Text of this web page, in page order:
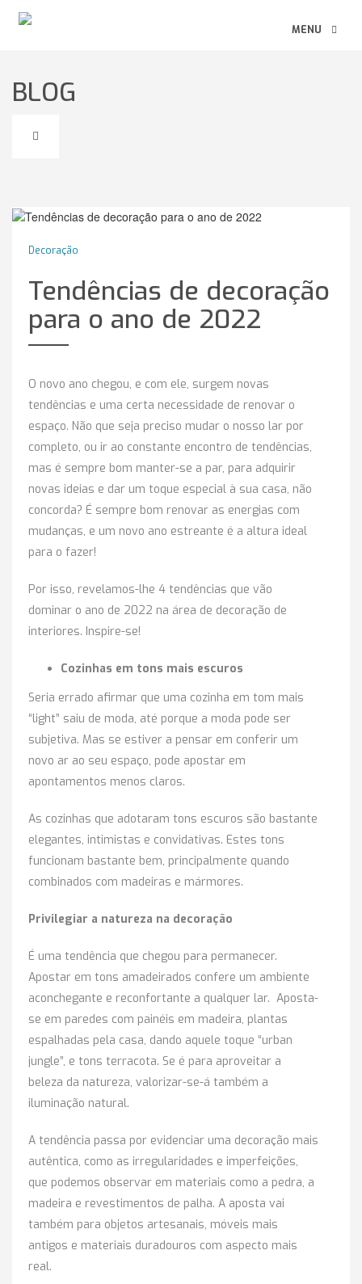
MENU
BLOG
Decoração
Tendências de decoração
para o ano de 2022
O novo ano chegou, e com ele, surgem novas
tendências e uma certa necessidade de renovar o
espaço. Não que seja preciso mudar o nosso lar por
completo, ou ir ao constante encontro de tendências,
mas é sempre bom manter-se a par, para adquirir
novas ideias e dar um toque especial à sua casa, não
concorda? É sempre bom renovar as energias com
mudanças, e um novo ano estreante é a altura ideal
para o fazer!
Por isso, revelamos-lhe 4 tendências que vão
dominar o ano de 2022 na área de decoração de
interiores. Inspire-se!
Cozinhas em tons mais escuros
Seria errado afirmar que uma cozinha em tom mais
“light” saiu de moda, até porque a moda pode ser
subjetiva. Mas se estiver a pensar em conferir um
novo ar ao seu espaço, pode apostar em
apontamentos menos claros.
As cozinhas que adotaram tons escuros são bastante
elegantes, intimistas e convidativas. Estes tons
funcionam bastante bem, principalmente quando
combinados com madeiras e mármores.
Privilegiar a natureza na decoração
É uma tendência que chegou para permanecer.
Apostar em tons amadeirados confere um ambiente
aconchegante e reconfortante a qualquer lar. Aposta-
se em paredes com painéis em madeira, plantas
espalhadas pela casa, dando aquele toque “urban
jungle”, e tons terracota. Se é para aproveitar a
beleza da natureza, valorizar-se-á também a
iluminação natural.
A tendência passa por evidenciar uma decoração mais
autêntica, como as irregularidades e imperfeições,
que podemos observar em materiais como a pedra, a
madeira e revestimentos de palha. A aposta vai
também para objetos artesanais, móveis mais
antigos e materiais duradouros com aspecto mais
real.